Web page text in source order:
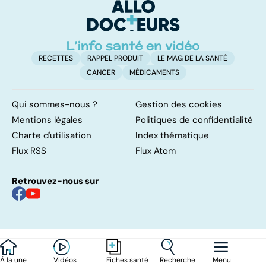
À la une Vidéos Fiches santé Recherche Menu
RECETTES RAPPEL PRODUIT
LE MAG DE LA SANTÉ
CANCER
MÉDICAMENTS
Qui sommes-nous ?
Gestion des cookies
Mentions légales
Politiques de confidentialité
Charte d'utilisation
Index thématique
Flux RSS
Flux Atom
Retrouvez-nous sur